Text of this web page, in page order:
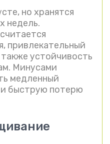
но хранятся
недель.
привлекательный
устойчивость
Минусами
медленный
быструю потерю